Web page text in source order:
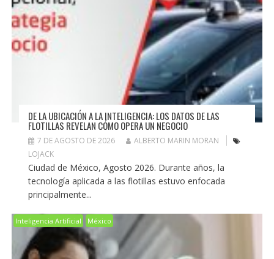
DE LA UBICACIÓN A LA INTELIGENCIA: LOS DATOS DE LAS
FLOTILLAS REVELAN CÓMO OPERA UN NEGOCIO
7 DE AGOSTO DE 2026
ALBERTO MARIN MORAN
LOJACK
Ciudad de México, Agosto 2026. Durante años, la
tecnología aplicada a las flotillas estuvo enfocada
principalmente...
Inteligencia Artificial México